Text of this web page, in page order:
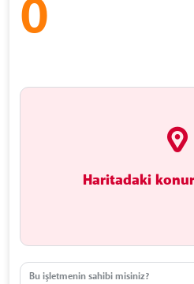
0
Haritadaki
Bu işletmenin sahibi misiniz?